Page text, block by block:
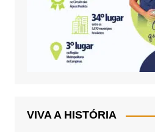
VIVA A HISTÓRIA